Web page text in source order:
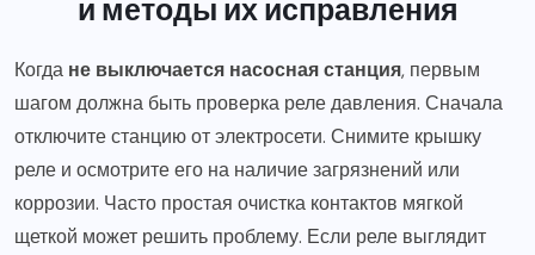
и методы их исправления
Когда не выключается насосная станция, первым
шагом должна быть проверка реле давления. Сначала
отключите станцию от электросети. Снимите крышку
реле и осмотрите его на наличие загрязнений или
коррозии. Часто простая очистка контактов мягкой
щеткой может решить проблему. Если реле выглядит